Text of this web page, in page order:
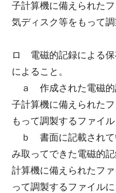
子計算機に備えられた
気ディスク等をもって
ロ 電磁的記録による保
によること。
ａ 作成された電磁的
子計算機に備えられた
もって調製するファイ
ｂ 書面に記載されて
み取ってできた電磁的
計算機に備えられたフ
って調製するファイル